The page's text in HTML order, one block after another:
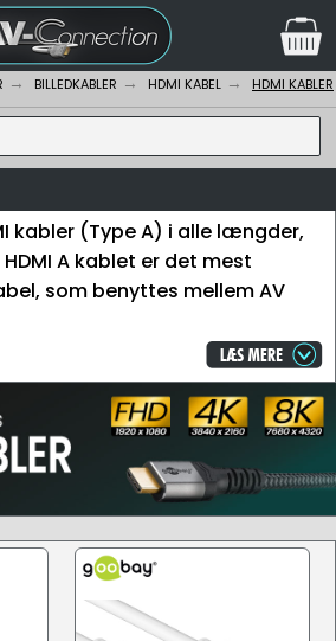
BILLEDKABLER HDMI KABEL HDMI KABLER
kabler (Type A) i alle længder,
A kablet er det mest
som benyttes mellem AV